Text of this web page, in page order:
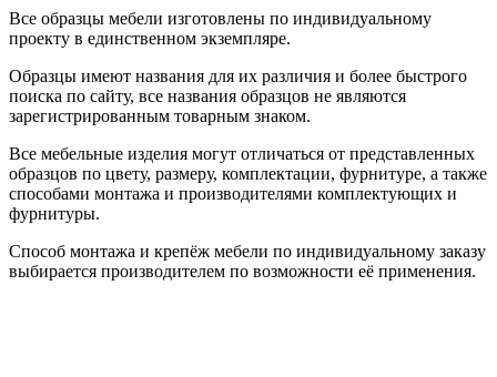
Все образцы мебели изготовлены по индивидуальному
проекту в единственном экземпляре.
Образцы имеют названия для их различия и более быстрого
поиска по сайту, все названия образцов не являются
зарегистрированным товарным знаком.
Все мебельные изделия могут отличаться от представленных
образцов по цвету, размеру, комплектации, фурнитуре, а также
способами монтажа и производителями комплектующих и
фурнитуры.
Способ монтажа и крепёж мебели по индивидуальному заказу
выбирается производителем по возможности её применения.